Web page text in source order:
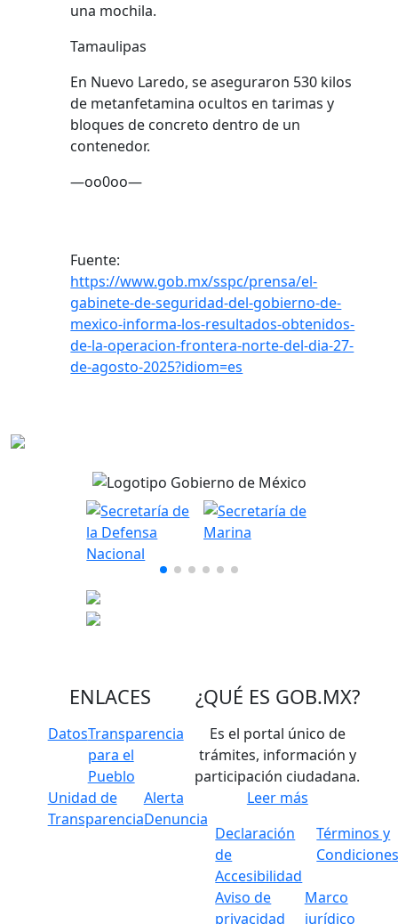
una mochila.
Tamaulipas
En Nuevo Laredo, se aseguraron 530 kilos
de metanfetamina ocultos en tarimas y
bloques de concreto dentro de un
contenedor.
—oo0oo—
Fuente:
https://www.gob.mx/sspc/prensa/el-
gabinete-de-seguridad-del-gobierno-de-
mexico-informa-los-resultados-obtenidos-
de-la-operacion-frontera-norte-del-dia-27-
de-agosto-2025?idiom=es
ENLACES
DatosTransparencia
para el
Pueblo
Unidad de
Transparencia
Alerta
Denuncia
¿QUÉ ES GOB.MX?
Es el portal único de
trámites, información y
participación ciudadana.
Leer más
Declaración
de
Accesibilidad
Términos y
Aviso de
privacidad
Marco
jurídico